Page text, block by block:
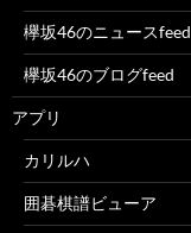
欅坂46のニュースfeed
欅坂46のブログfeed
アプリ
カリルハ
囲碁棋譜ビューア